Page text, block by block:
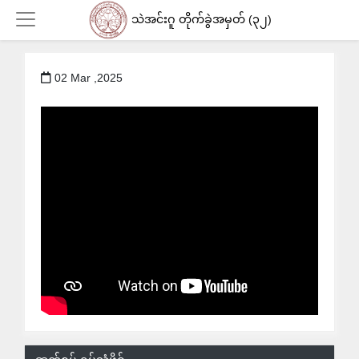
သဲအင်းဂူ တိုက်ခွဲအမှတ် (၃၂)
02 Mar ,2025